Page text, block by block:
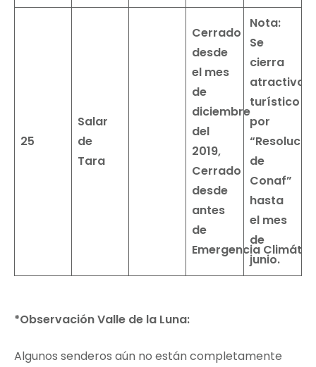
25
Salar
de
Tara
Cerrado
desde
el mes
de
diciembre
del
2019,
Cerrado
desde
antes
de
Emergencia
Nota:
Se
cierra
atractivo
turístico
por
de
Conaf”
hasta
el mes
de
junio.
*Observación Valle de la Luna:
Algunos senderos aún no están completamente